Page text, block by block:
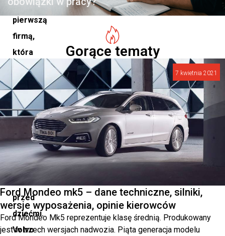
była
pierwszą
firmą,
która
zastosowała
w
swoich
samochodach
pasy
bezpieczeństwa
i
zabezpieczenia
przed
dziećmi.
Volvo
Gorące tematy
7 kwietnia 2021
Ford Mondeo mk5 – dane techniczne, silniki,
wersje wyposażenia, opinie kierowców
Ford Mondeo Mk5 reprezentuje klasę średnią. Produkowany
jest w trzech wersjach nadwozia. Piąta generacja modelu